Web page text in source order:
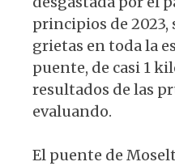
principios de 2023,
grietas en toda la
puente, de casi 1
resultados de las
evaluando.
El puente de